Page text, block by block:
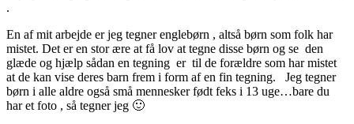
.
En af mit arbejde er jeg tegner englebørn , altså børn som folk har
mistet. Det er en stor ære at få lov at tegne disse børn og se den
glæde og hjælp sådan en tegning er til de forældre som har mistet
at de kan vise deres barn frem i form af en fin tegning. Jeg tegner
børn i alle aldre også små mennesker født feks i 13 uge…bare du
har et foto , så tegner jeg 🙂